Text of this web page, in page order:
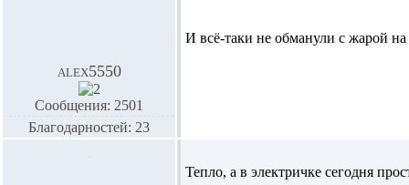
alex5550
Сообщения: 2501
Благодарностей: 23
И всё-таки не обманули с жарой
Тепло, а в электричке сегодня